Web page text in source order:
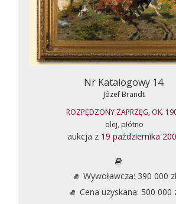
Nr Katalogowy 14.
Józef Brandt
ROZPĘDZONY ZAPRZĘG, OK.
olej, płótno
aukcja z 19 października
Wywoławcza: 390 000
Cena uzyskana: 500 000